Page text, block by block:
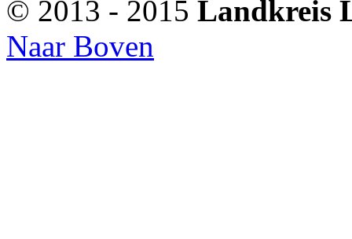
© 2013 - 2015 Landkreis
Naar Boven